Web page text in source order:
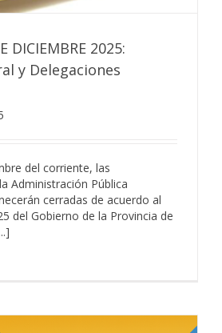
DICIEMBRE 2025:
y Delegaciones
del corriente, las
Administración Pública
cerradas de acuerdo al
del Gobierno de la Provincia de